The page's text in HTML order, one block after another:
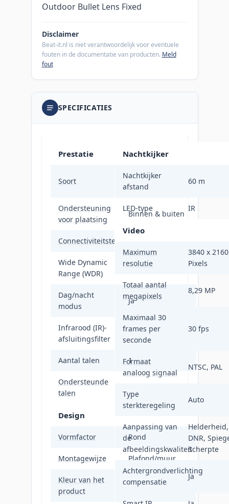
Outdoor Bullet Lens Fixed
Disclaimer
Beat-it.nl is niet verantwoordelijk voor eventuele
fouten in de documentatie van producten. Meld
fout
SPECIFICATIES
Prestatie
Soort
CCTV-
bewakingscamera
Ondersteuning
voor plaatsing
Binnen & buiten
Connectiviteitstechnologie
Wide Dynamic
Range (WDR)
Ja
Dag/nacht
modus
Ja
Infrarood (IR)-
afsluitingsfilter
Ja
Aantal talen 1
Ondersteunde
talen
Design
Vormfactor Rond
Montagewijze Plafond/muur
Kleur van het
product
Wit
Nachtkijker
Nachtkijker
afstand
60 m
LED-type IR
Video
Maximum
resolutie
3840 x 2160
Pixels
Totaal aantal
megapixels
8,29 MP
Maximaal 30
frames per
seconde
30 fps
Formaat
analoog signaal
NTSC, PAL
Type
sterkteregeling
Auto
Aanpassing van
de
afbeeldingskwaliteit
Helderheid,
DNR,
Scherpte
Achtergrondverlichting
compensatie
Ja